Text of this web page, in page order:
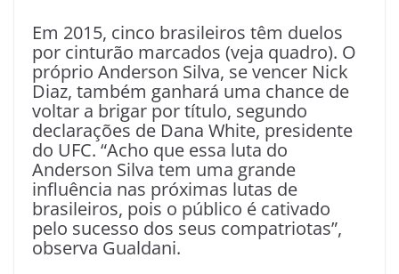
Em 2015, cinco brasileiros têm duelos
por cinturão marcados (veja quadro). O
próprio Anderson Silva, se vencer Nick
Diaz, também ganhará uma chance de
voltar a brigar por título, segundo
declarações de Dana White, presidente
do UFC. “Acho que essa luta do
Anderson Silva tem uma grande
influência nas próximas lutas de
brasileiros, pois o público é cativado
pelo sucesso dos seus compatriotas”,
observa Gualdani.